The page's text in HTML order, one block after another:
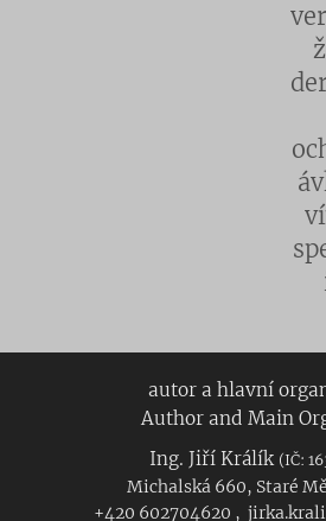
autor a hlavní
Author and Main
Ing. Jiří Králík (IČ:
Michalská 660, Staré
+420 602704620 ,